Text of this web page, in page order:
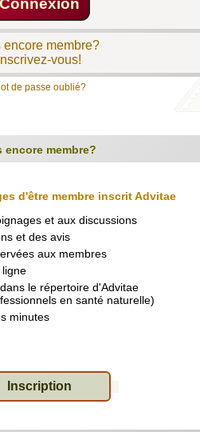
encore membre?
Inscrivez-vous!
de passe oublié?
encore membre?
d'être membre inscrit Advitae
et aux discussions
et des avis
aux membres
le répertoire d'Advitae
en santé naturelle)
minutes
Inscription